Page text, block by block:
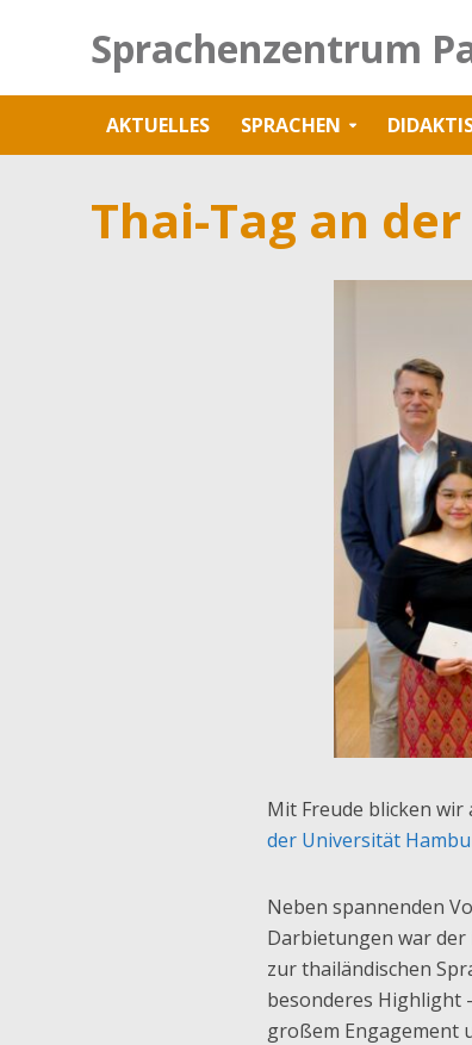
Sprachenzentrum
AKTUELLES SPRACHEN
Thai-Tag an
Mit Freude blicken
der Universität
Neben spannenden
Darbietungen war
zur thailändischen
besonderes Highlight
großem Engagement